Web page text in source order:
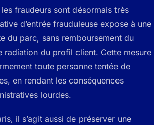
fraudeurs sont désormais très
d’entrée frauduleuse expose à une
du parc, sans remboursement du
radiation du profil client. Cette mesure
toute personne tentée de
en rendant les conséquences
lourdes.
il s’agit aussi de préserver une